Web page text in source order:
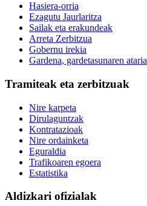
Hasiera-orria
Ezagutu Jaurlaritza
Sailak eta erakundeak
Arreta Zerbitzua
Gobernu irekia
Gardena, gardetasunaren ataria
Tramiteak eta zerbitzuak
Nire karpeta
Dirulaguntzak
Kontratazioak
Nire ordainketa
Eguraldia
Trafikoaren egoera
Estatistika
Aldizkari ofizialak